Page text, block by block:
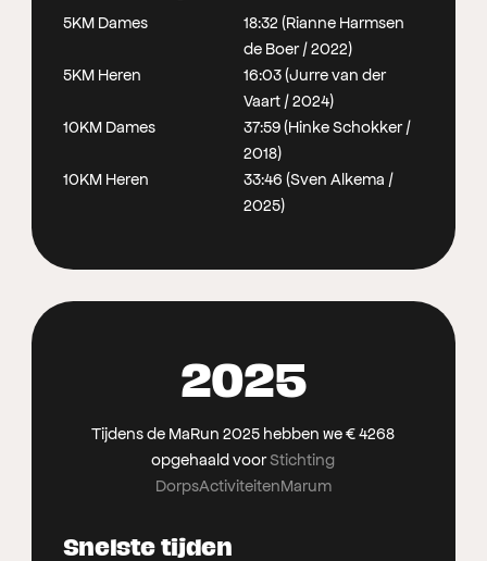
5KM Dames
18:32 (Rianne Harmsen
de Boer / 2022)
5KM Heren
16:03 (Jurre van der
Vaart / 2024)
10KM Dames
37:59 (Hinke Schokker /
2018)
10KM Heren
33:46 (Sven Alkema /
2025)
2025
Tijdens de MaRun 2025 hebben we € 4268
opgehaald voorStichting
DorpsActiviteitenMarum
Snelste tijden